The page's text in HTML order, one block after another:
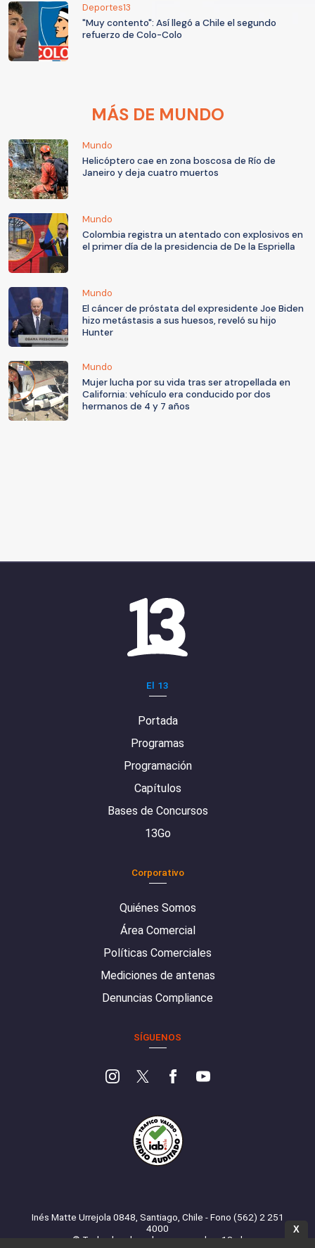
Deportes13
"Muy contento": Así llegó a Chile el segundo
refuerzo de Colo-Colo
MÁS DE MUNDO
Mundo
Helicóptero cae en zona boscosa de Río de
Janeiro y deja cuatro muertos
Mundo
Colombia registra un atentado con explosivos en
el primer día de la presidencia de De la Espriella
Mundo
El cáncer de próstata del expresidente Joe Biden
hizo metástasis a sus huesos, reveló su hijo
Hunter
Mundo
Mujer lucha por su vida tras ser atropellada en
California: vehículo era conducido por dos
hermanos de 4 y 7 años
El 13
Portada
Programas
Programación
Capítulos
Bases de Concursos
13Go
Corporativo
Quiénes Somos
Área Comercial
Políticas Comerciales
Mediciones de antenas
Denuncias Compliance
SÍGUENOS
Inés Matte Urrejola 0848, Santiago, Chile - Fono (562) 2 251
4000
© Todos los derechos reservados. 13.cl
X